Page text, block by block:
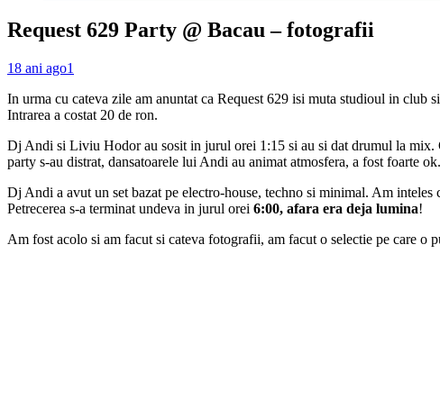
Request 629 Party @ Bacau – fotografii
18 ani ago1
In urma cu cateva zile am anuntat ca Request 629 isi muta studioul in club
Intrarea a costat 20 de ron.
Dj Andi si Liviu Hodor au sosit in jurul orei 1:15 si au si dat drumul la mix.
party s-au distrat, dansatoarele lui Andi au animat atmosfera, a fost foarte ok.
Dj Andi a avut un set bazat pe electro-house, techno si minimal. Am
Petrecerea s-a terminat undeva in jurul orei 6:00, afara era deja lumina!
Am fost acolo si am facut si cateva fotografii, am facut o selectie pe care o